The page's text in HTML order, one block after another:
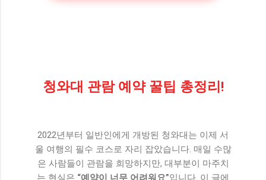
청와대 관람 예약 꿀팁 총정리!
2022년부터 일반인에게 개방된 청와대는 이제 서
울 여행의 필수 코스로 자리 잡았습니다. 매일 수많
은 사람들이 관람을 희망하지만, 대부분이 마주치
는 현실은 “예약이 너무 어려워요”입니다. 이 글에